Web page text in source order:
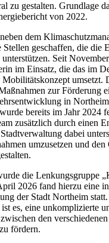
zu gestalten. Grundlage
von 2022.
dem
Stellen geschaffen, die die
Seit
im Einsatz, die das im
Mobilitätskonzept umsetzt.
zur Förderung
in
bereits im Jahr 2024
zusätzlich durch einen
dabei
umzusetzen und den
die Lenkungsgruppe
2026 fand hierzu eine
der Stadt Northeim
es, eine unkomplizierte
den
fördern.